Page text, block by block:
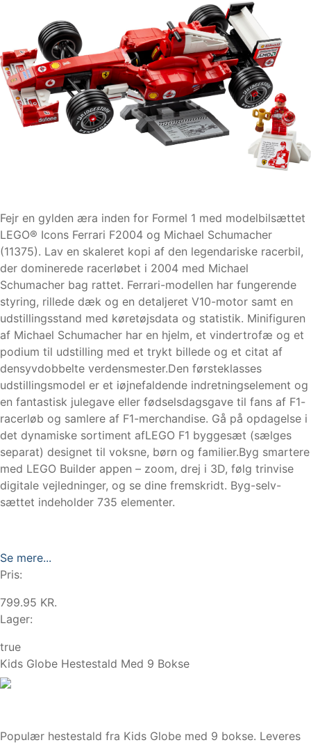
Fejr en gylden æra inden for Formel 1 med modelbilsættet
LEGO® Icons Ferrari F2004 og Michael Schumacher
(11375). Lav en skaleret kopi af den legendariske racerbil,
der dominerede racerløbet i 2004 med Michael
Schumacher bag rattet. Ferrari-modellen har fungerende
styring, rillede dæk og en detaljeret V10-motor samt en
udstillingsstand med køretøjsdata og statistik. Minifiguren
af Michael Schumacher har en hjelm, et vindertrofæ og et
podium til udstilling med et trykt billede og et citat af
densyvdobbelte verdensmester.Den førsteklasses
udstillingsmodel er et iøjnefaldende indretningselement og
en fantastisk julegave eller fødselsdagsgave til fans af F1-
racerløb og samlere af F1-merchandise. Gå på opdagelse i
det dynamiske sortiment afLEGO F1 byggesæt (sælges
separat) designet til voksne, børn og familier.Byg smartere
med LEGO Builder appen – zoom, drej i 3D, følg trinvise
digitale vejledninger, og se dine fremskridt. Byg-selv-
sættet indeholder 735 elementer.
Se mere...
Pris:
799.95 KR.
Lager:
true
Kids Globe Hestestald Med 9 Bokse
Populær hestestald fra Kids Globe med 9 bokse. Leveres